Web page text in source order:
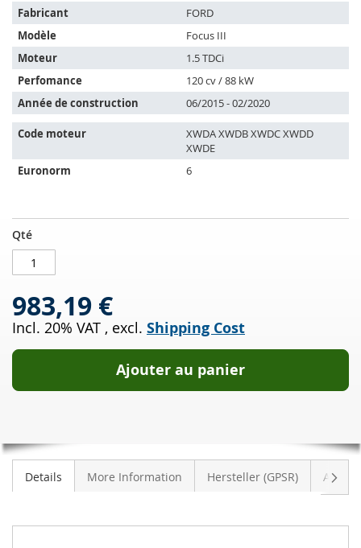
L'article
s'adapte
sur
les
véhicules
suivants:
Fabricant
FORD
Modèle
Focus III
Moteur
1.5 TDCi
Perfomance
120 cv / 88 kW
Année de construction
06/2015 - 02/2020
Code moteur
XWDA XWDB XWDC XWDD
XWDE
Euronorm
6
Filtres
à
particules
FORD
Focus
III
1.5
EN
STOCK
Qté
983,19 €
Incl. 20% VAT , excl. Shipping Cost
Ajouter au panier
gallery
Details More Information Hersteller (GPSR) Avis